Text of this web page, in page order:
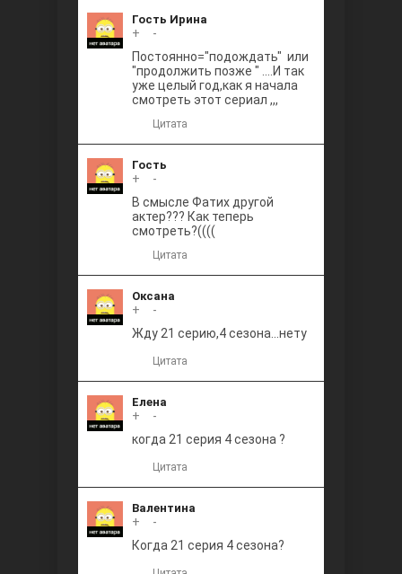
Гость Ирина
+
-
Постоянно="подождать" или
"продолжить позже " ....И так
уже целый год,как я начала
смотреть этот сериал ,,,
Цитата
Гость
+
-
В смысле Фатих другой
актер??? Как теперь
смотреть?((((
Цитата
Оксана
+
-
Жду 21 серию,4 сезона...нету
Цитата
Елена
+
-
когда 21 серия 4 сезона ?
Цитата
Валентина
+
-
Когда 21 серия 4 сезона?